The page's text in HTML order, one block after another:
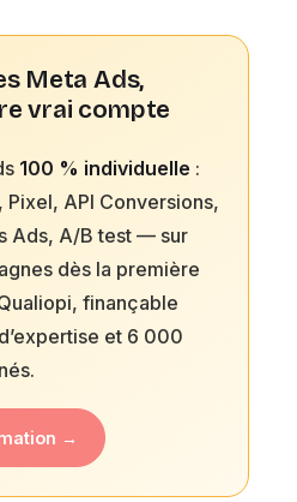
Meta Ads,
vrai compte
100 % individuelle :
Pixel, API Conversions,
Ads, A/B test — sur
dès la première
finançable
et 6 000
→